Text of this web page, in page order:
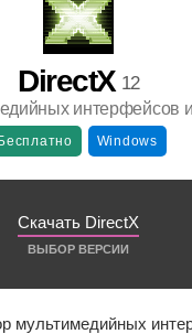
DirectX 12
интерфейсов
Бесплатно Windows
Скачать DirectX
ВЫБОР ВЕРСИИ
мультимедийных